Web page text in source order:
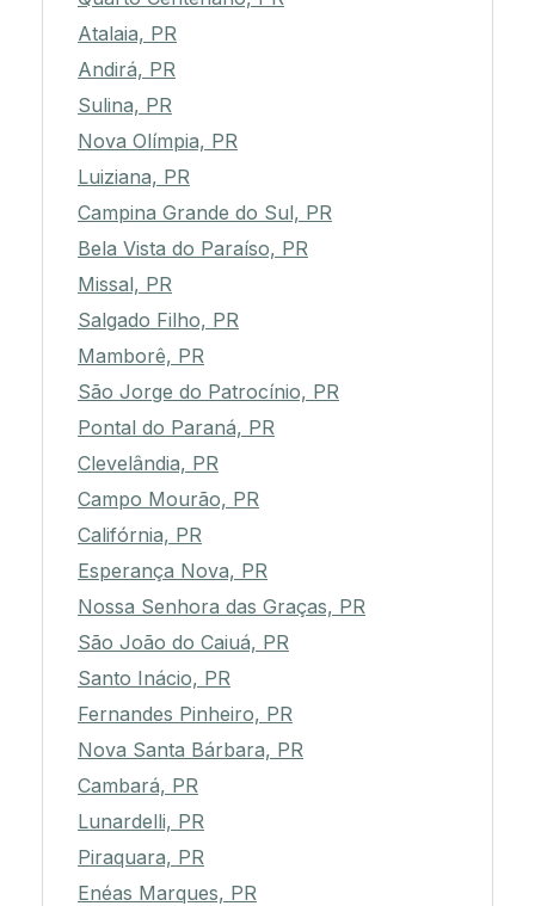
Atalaia, PR
Andirá, PR
Sulina, PR
Nova Olímpia, PR
Luiziana, PR
Campina Grande do Sul, PR
Bela Vista do Paraíso, PR
Missal, PR
Salgado Filho, PR
Mamborê, PR
São Jorge do Patrocínio, PR
Pontal do Paraná, PR
Clevelândia, PR
Campo Mourão, PR
Califórnia, PR
Esperança Nova, PR
Nossa Senhora das Graças, PR
São João do Caiuá, PR
Santo Inácio, PR
Fernandes Pinheiro, PR
Nova Santa Bárbara, PR
Cambará, PR
Lunardelli, PR
Piraquara, PR
Enéas Marques, PR